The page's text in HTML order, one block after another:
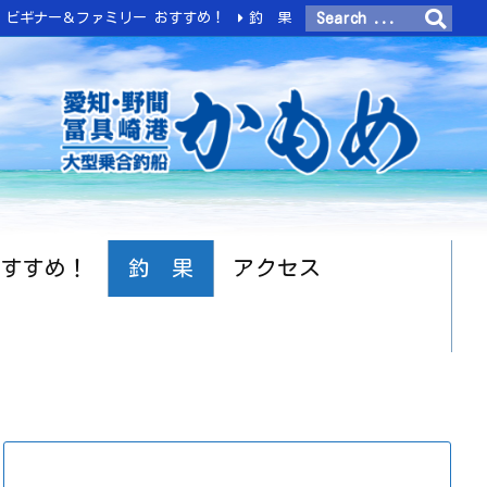
すめ！ 釣 果 アクセス
ビギナー＆ファミリー おすすめ！ 釣 果